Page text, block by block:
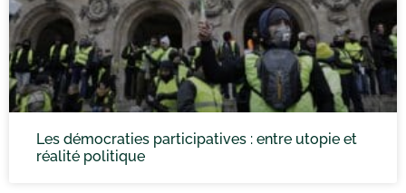
Les démocraties participatives : entre utopie et
réalité politique